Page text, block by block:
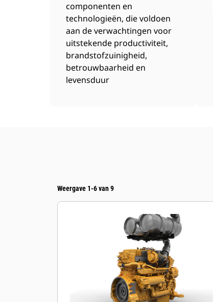
componenten en
technologieën, die voldoen
aan de verwachtingen voor
uitstekende productiviteit,
brandstofzuinigheid,
betrouwbaarheid en
levensduur
Weergave 1-6 van 9